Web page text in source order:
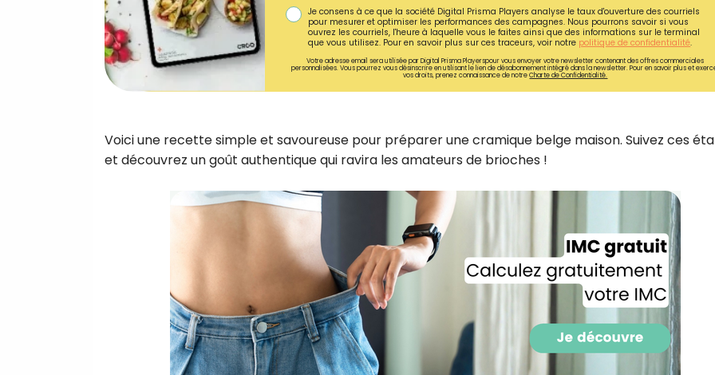
Je consens à ce que la société Digital Prisma Players analyse le taux d'ouverture des courriels
pour mesurer et optimiser les performances des campagnes. Nous pourrons savoir si vous
ouvrez les courriels, l'heure à laquelle vous le faites ainsi que des informations sur le terminal
que vous utilisez. Pour en savoir plus sur ces traceurs, voir notre politique de confidentialité.
Votre adresse email sera utilisée par Digital Prisma Playerspour vous envoyer votre newsletter contenant des offres commerciales
personnalisées. Vous pourrez vous désinscrire en utilisant le lien de désabonnement intégré dans la newsletter. Pour en savoir plus et
vos droits, prenez connaissance de notreCharte de Confidentialité.
Voici une recette simple et savoureuse pour préparer une cramique belge maison. Suivez ces
et découvrez un goût authentique qui ravira les amateurs de brioches !
Recevez
recettes inédites de
!
Ainsi que la newsletter